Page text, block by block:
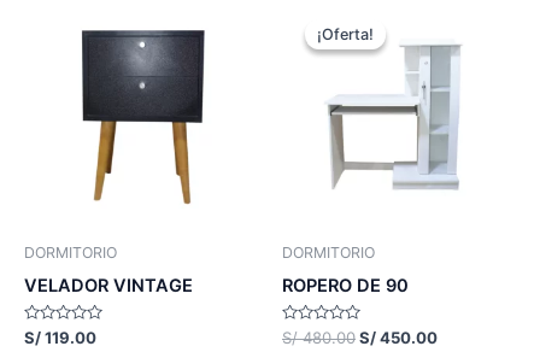
DORMITORIO
VELADOR VINTAGE
Valorado
con
S/119.00
¡Oferta!
¡Oferta!
DORMITORIO
ROPERO DE 90
Valorado
con
S/480.00
precio
original
S/ 480.00.
S/450.00
actual
S/ 450.00.